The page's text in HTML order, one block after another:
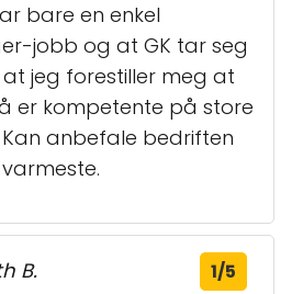
bare en enkel
jobb og at GK tar seg
jeg forestiller meg at
er kompetente på store
anbefale bedriften
B. 1/5